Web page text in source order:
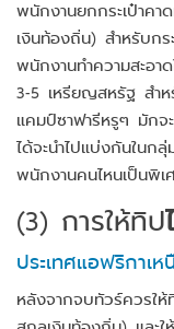
พนักงานยกกระเป๋าค
เงินท้องถิ่น) สำหรับกร
พนักงานทำความสะอา
3-5 เหรียญสหรัฐ สำห
แคมป์ซาฟารีหรูๆ มักจ
ได้จะนำไปแบ่งกันในก
พนักงานคนไหนเป็นพิเ
(3) การให้ทิป
ประเทศแอฟริกาเห
หลังจากจบทัวร์ควรใ
สกุลเงินท้องถิ่น) และ